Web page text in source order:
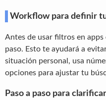
Workflow para definir
Antes de usar filtros en apps
paso. Esto te ayudará a
situación personal, usa
opciones para ajustar tu
Paso a paso para